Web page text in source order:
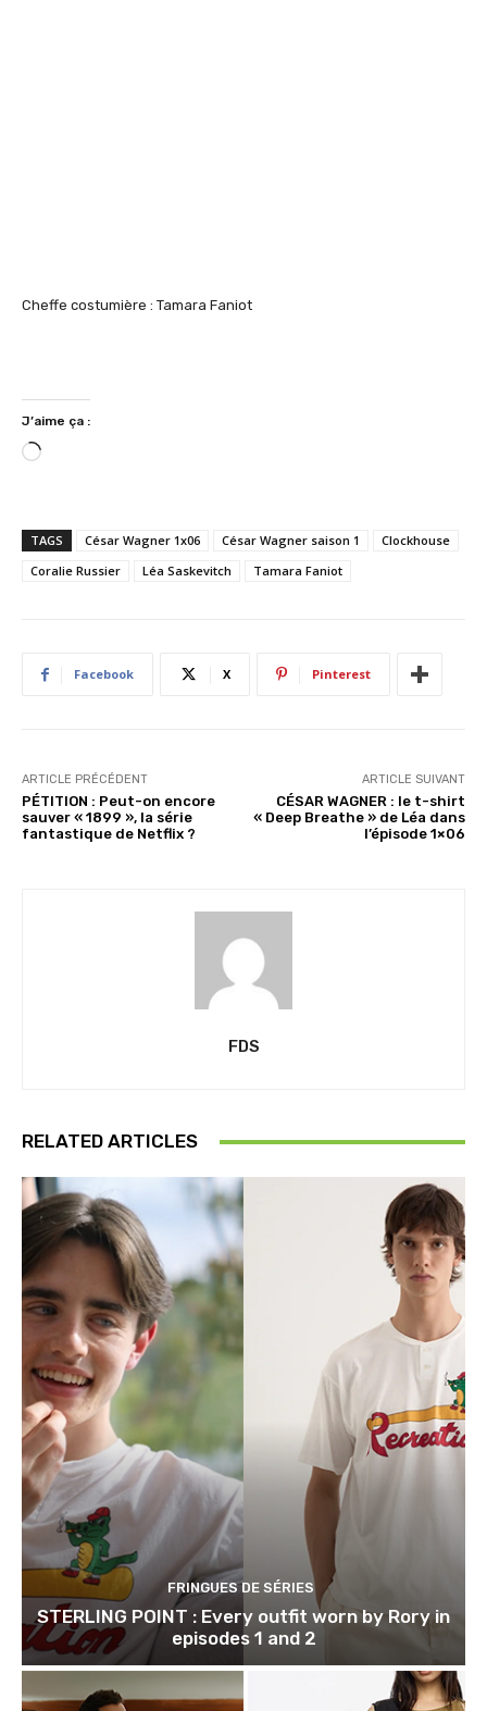
Cheffe costumière : Tamara Faniot
J’aime ça :
C
r
g
e
t
TAGS César Wagner 1x06 César Wagner saison 1
Clockhouse
Coralie Russier
Léa Saskevitch Tamara Faniot
Facebook X Pinterest
ARTICLE PRÉCÉDENT
PÉTITION : Peut-on encore
sauver « 1899 », la série
fantastique de Netflix ?
ARTICLE SUIVANT
CÉSAR WAGNER : le t-shirt
« Deep Breathe » de Léa dans
l’épisode 1×06
FDS
RELATED ARTICLES
FRINGUES DE SÉRIES
STERLING POINT : Every outfit worn by Rory in
episodes 1 and 2